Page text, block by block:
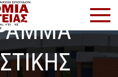
Υγείας
Πρόγραμμα
Σπουδών